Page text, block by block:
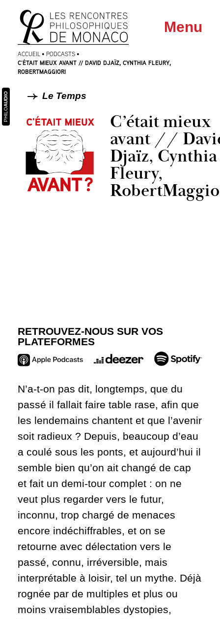
Aller
au
menu
Aller au
contenu
Menu
ACCUEIL • PODCASTS •
C’ÉTAIT MIEUX AVANT // DAVID DJAÏZ, CYNTHIA FLEURY,
ROBERTMAGGIORI
Le Temps
C’était mieux
avant //
Djaïz, Cynthia
Fleury,
PHILO
AUDIO
RETROUVEZ-NOUS SUR VOS
PLATEFORMES
N’a-t-on pas dit, longtemps, que du
passé il fallait faire table rase, afin que
les lendemains chantent et que l’avenir
soit radieux ? Depuis, beaucoup d’eau
a coulé sous les ponts, et aujourd’hui il
semble bien qu’on ait changé de cap
et fait un demi-tour complet : on ne
veut plus regarder vers le futur,
inconnu, trop chargé de menaces
encore indéchiffrables, et on se
retourne avec délectation vers le
passé, connu, irréversible, mais
interprétable à loisir, tel un mythe. Déjà
rognée par de multiples et plus ou
moins vraisemblables dystopies,